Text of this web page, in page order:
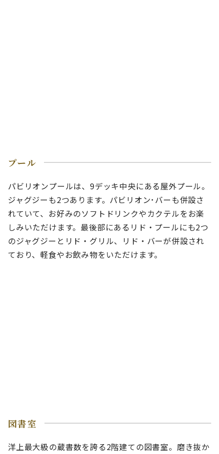
プール
パビリオンプールは、9デッキ中央にある屋外プール。
ジャグジーも2つあります。パビリオン･バーも併設さ
れていて、お好みのソフトドリンクやカクテルをお楽
しみいただけます。最後部にあるリド・プールにも2つ
のジャグジーとリド・グリル、リド・バーが併設され
ており、軽食やお飲み物をいただけます。
図書室
洋上最大級の蔵書数を誇る2階建ての図書室。磨き抜か